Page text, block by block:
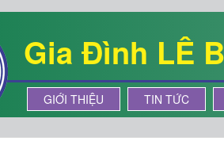
Gia Đình LÊ
GIỚI THIỆU TIN TỨC